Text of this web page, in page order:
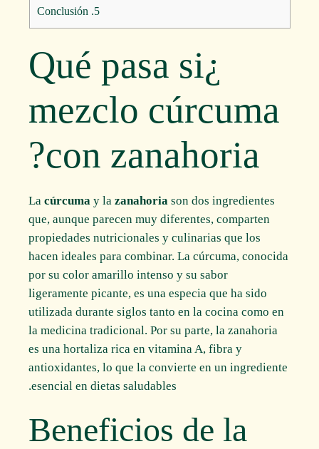
5.
¿Qué pasa si
mezclo cúrcuma
con zanahoria?
Lacúrcuma y lazanahoria son dos ingredientes
que, aunque parecen muy diferentes, comparten
propiedades nutricionales y culinarias que los
hacen ideales para combinar. La cúrcuma, conocida
por su color amarillo intenso y su sabor
ligeramente picante, es una especia que ha sido
utilizada durante siglos tanto en la cocina como en
la medicina tradicional. Por su parte, la zanahoria
es una hortaliza rica en vitamina A, fibra y
antioxidantes, lo que la convierte en un ingrediente
esencial en dietas saludables.
Beneficios de la